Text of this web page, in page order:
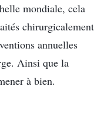
mondiale, cela
chirurgicalement
annuelles
Ainsi que la
à bien.